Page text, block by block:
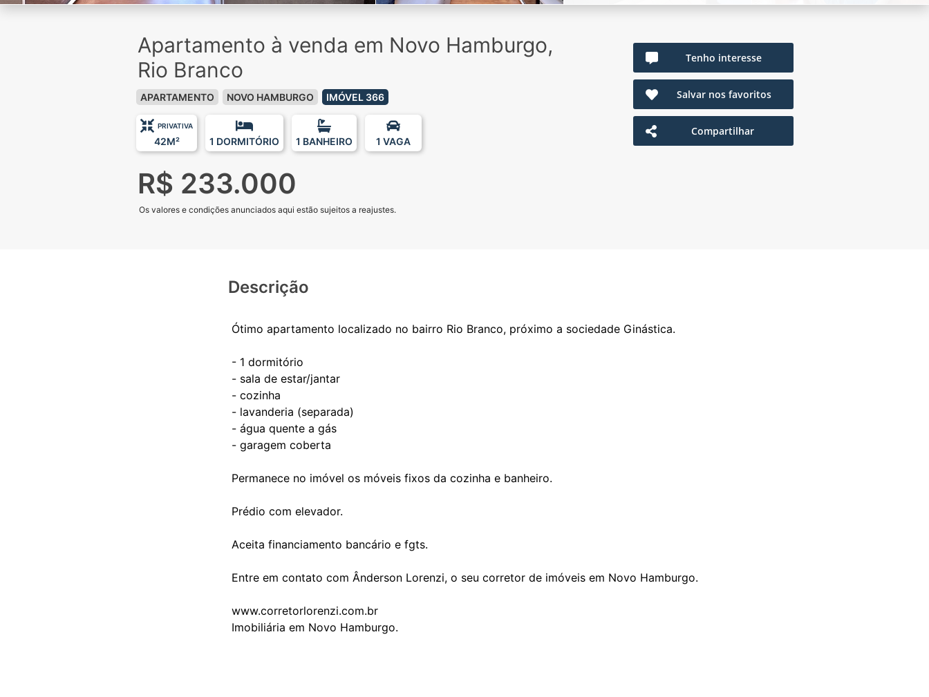
Apartamento à venda em Novo Hamburgo,
Rio Branco
APARTAMENTO NOVO HAMBURGO IMÓVEL 366
PRIVATIVA
42M² 1 DORMITÓRIO 1 BANHEIRO 1 VAGA
R$ 233.000
Os valores e condições anunciados aqui estão sujeitos a reajustes.
Tenho interesse
Salvar nos favoritos
Compartilhar
Descrição
Ótimo apartamento localizado no bairro Rio Branco, próximo a sociedade Ginástica.
- 1 dormitório
- sala de estar/jantar
- cozinha
- lavanderia (separada)
- água quente a gás
- garagem coberta
Permanece no imóvel os móveis fixos da cozinha e banheiro.
Prédio com elevador.
Aceita financiamento bancário e fgts.
Entre em contato com Ânderson Lorenzi, o seu corretor de imóveis em Novo Hamburgo.
www.corretorlorenzi.com.br